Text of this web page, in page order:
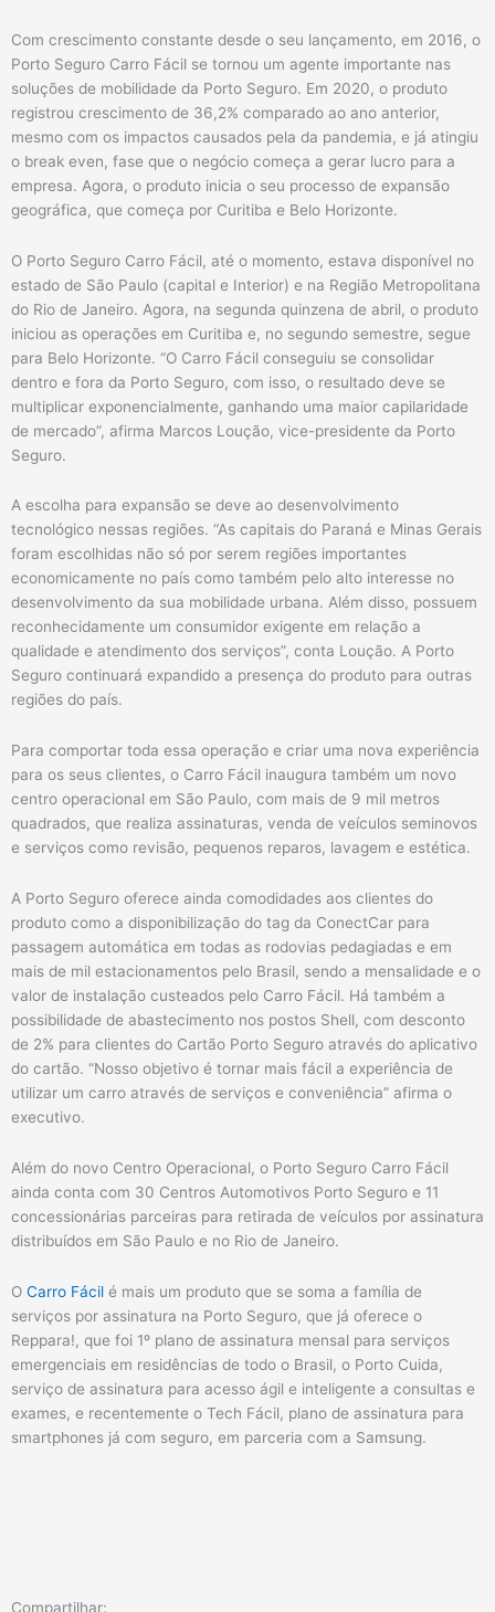
Com crescimento constante desde o seu lançamento, em 2016, o
Porto Seguro Carro Fácil se tornou um agente importante nas
soluções de mobilidade da Porto Seguro. Em 2020, o produto
registrou crescimento de 36,2% comparado ao ano anterior,
mesmo com os impactos causados pela da pandemia, e já atingiu
o break even, fase que o negócio começa a gerar lucro para a
empresa. Agora, o produto inicia o seu processo de expansão
geográfica, que começa por Curitiba e Belo Horizonte.
O Porto Seguro Carro Fácil, até o momento, estava disponível no
estado de São Paulo (capital e Interior) e na Região Metropolitana
do Rio de Janeiro. Agora, na segunda quinzena de abril, o produto
iniciou as operações em Curitiba e, no segundo semestre, segue
para Belo Horizonte. “O Carro Fácil conseguiu se consolidar
dentro e fora da Porto Seguro, com isso, o resultado deve se
multiplicar exponencialmente, ganhando uma maior capilaridade
de mercado”, afirma Marcos Loução, vice-presidente da Porto
Seguro.
A escolha para expansão se deve ao desenvolvimento
tecnológico nessas regiões. “As capitais do Paraná e Minas Gerais
foram escolhidas não só por serem regiões importantes
economicamente no país como também pelo alto interesse no
desenvolvimento da sua mobilidade urbana. Além disso, possuem
reconhecidamente um consumidor exigente em relação a
qualidade e atendimento dos serviços”, conta Loução. A Porto
Seguro continuará expandido a presença do produto para outras
regiões do país.
Para comportar toda essa operação e criar uma nova experiência
para os seus clientes, o Carro Fácil inaugura também um novo
centro operacional em São Paulo, com mais de 9 mil metros
quadrados, que realiza assinaturas, venda de veículos seminovos
e serviços como revisão, pequenos reparos, lavagem e estética.
A Porto Seguro oferece ainda comodidades aos clientes do
produto como a disponibilização do tag da ConectCar para
passagem automática em todas as rodovias pedagiadas e em
mais de mil estacionamentos pelo Brasil, sendo a mensalidade e o
valor de instalação custeados pelo Carro Fácil. Há também a
possibilidade de abastecimento nos postos Shell, com desconto
de 2% para clientes do Cartão Porto Seguro através do aplicativo
do cartão. “Nosso objetivo é tornar mais fácil a experiência de
utilizar um carro através de serviços e conveniência” afirma o
executivo.
Além do novo Centro Operacional, o Porto Seguro Carro Fácil
ainda conta com 30 Centros Automotivos Porto Seguro e 11
concessionárias parceiras para retirada de veículos por assinatura
distribuídos em São Paulo e no Rio de Janeiro.
O Carro Fácil é mais um produto que se soma a família de
serviços por assinatura na Porto Seguro, que já oferece o
Reppara!, que foi 1º plano de assinatura mensal para serviços
emergenciais em residências de todo o Brasil, o Porto Cuida,
serviço de assinatura para acesso ágil e inteligente a consultas e
exames, e recentemente o Tech Fácil, plano de assinatura para
smartphones já com seguro, em parceria com a Samsung.
Compartilhar: